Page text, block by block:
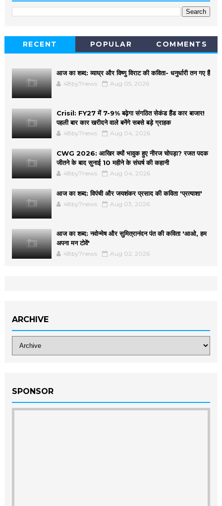
RECENT POPULAR COMMENTS
आज का शब्द: व्याघ्र और विष्णु विराट की कविता- धनुर्धारी तन गए हैं
48by7news Aug 05, 2026
Crisil: FY27 में 7-9% बढ़ेगा संगठित सेकंड हैंड कार बाजार!
पहली बार कार खरीदने वाले बनेंगे सबसे बड़े ग्राहक
48by7news Aug 04, 2026
CWG 2026: आखिर क्यों भावुक हुए नीरज चोपड़ा? रजत पदक
जीतने के बाद सुनाई 10 महीने के संघर्ष की कहानी
48by7news Aug 04, 2026
आज का शब्द: विपंची और जयशंकर प्रसाद की कविता 'प्रत्याशा'
48by7news Aug 03, 2026
आज का शब्द: नवोन्मेष और सुमित्रानंदन पंत की कविता 'आओ, हम
अपना मन टोवें'
48by7news Aug 02, 2026
ARCHIVE
SPONSOR